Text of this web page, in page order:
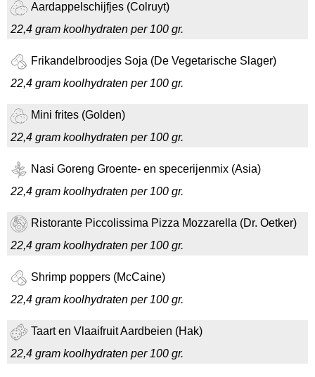
Aardappelschijfjes (Colruyt)
22,4 gram koolhydraten per 100 gr.
Frikandelbroodjes Soja (De Vegetarische Slager)
22,4 gram koolhydraten per 100 gr.
Mini frites (Golden)
22,4 gram koolhydraten per 100 gr.
Nasi Goreng Groente- en specerijenmix (Asia)
22,4 gram koolhydraten per 100 gr.
Ristorante Piccolissima Pizza Mozzarella (Dr. Oetker)
22,4 gram koolhydraten per 100 gr.
Shrimp poppers (McCaine)
22,4 gram koolhydraten per 100 gr.
Taart en Vlaaifruit Aardbeien (Hak)
22,4 gram koolhydraten per 100 gr.